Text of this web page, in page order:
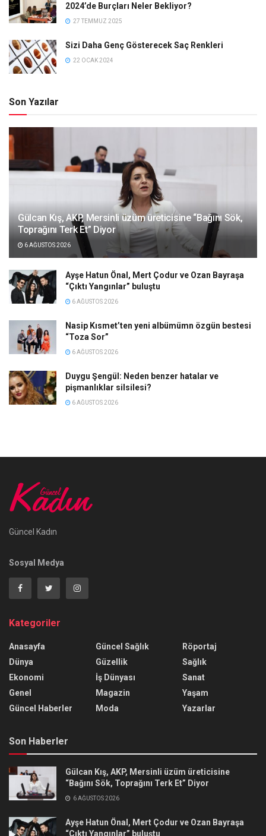
2024’de Burçları Neler Bekliyor?
27 TEMMUZ 2025
Sizi Daha Genç Gösterecek Saç Renkleri
22 OCAK 2024
Son Yazılar
Gülcan Kış, AKP, Mersinli üzüm üreticisine “Bağını Sök,
Toprağını Terk Et” Diyor
6 AĞUSTOS 2026
Ayşe Hatun Önal, Mert Çodur ve Ozan Bayraşa
“Çıktı Yangınlar” buluştu
6 AĞUSTOS 2026
Nasip Kısmet’ten yeni albümümn özgün bestesi
“Toza Sor”
6 AĞUSTOS 2026
Duygu Şengül: Neden benzer hatalar ve
pişmanlıklar silsilesi?
6 AĞUSTOS 2026
Güncel Kadın
Sosyal Medya
Kategoriler
Anasayfa
Dünya
Ekonomi
Genel
Güncel Haberler
Güncel Sağlık
Güzellik
İş Dünyası
Magazin
Moda
Röportaj
Sağlık
Sanat
Yaşam
Yazarlar
Son Haberler
Gülcan Kış, AKP, Mersinli üzüm üreticisine
“Bağını Sök, Toprağını Terk Et” Diyor
6 AĞUSTOS 2026
Ayşe Hatun Önal, Mert Çodur ve Ozan Bayraşa
“Çıktı Yangınlar” buluştu